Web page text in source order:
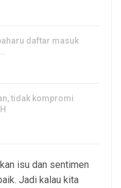
daftar masuk
tidak kompromi
isu dan sentimen
Jadi kalau kita